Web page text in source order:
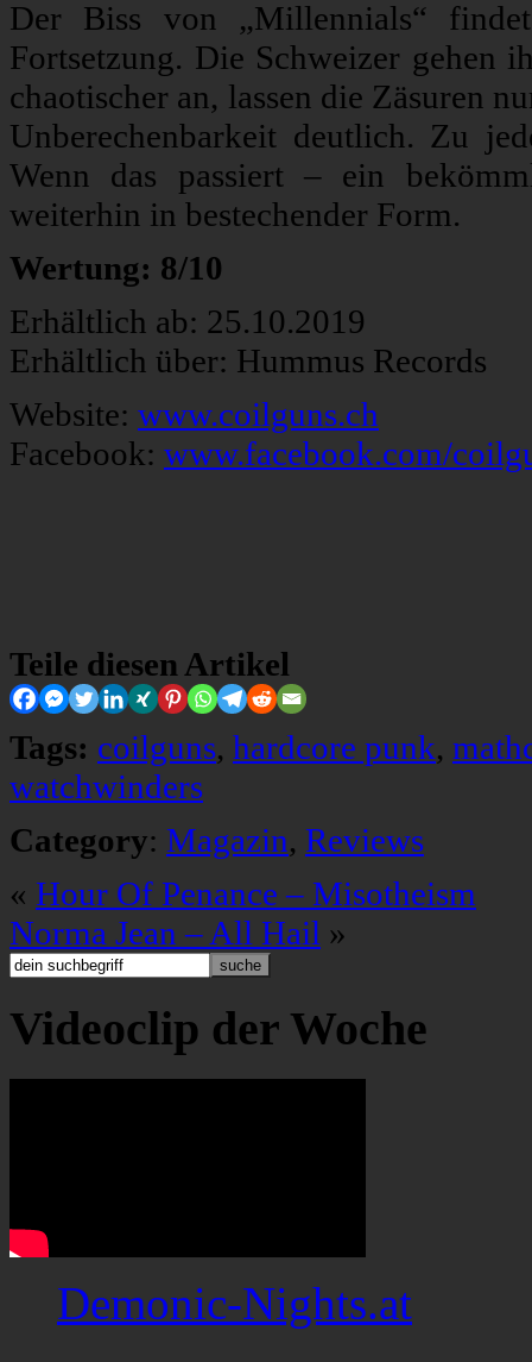
Der Biss von „Millennials“
Fortsetzung. Die Schweizer gehen
chaotischer an, lassen die Zäsuren
Unberechenbarkeit deutlich. Zu
Wenn das passiert – ein
weiterhin in bestechender Form.
Wertung: 8/10
Erhältlich ab: 25.10.2019
Erhältlich über: Hummus Records
Website: www.coilguns.ch
Facebook: www.facebook.com/
Teile diesen Artikel
Tags: coilguns, hardcore punk,
watchwinders
Category: Magazin, Reviews
« Hour Of Penance – Misotheism
Norma Jean – All Hail »
Videoclip der Woche
Demonic-Nights.at